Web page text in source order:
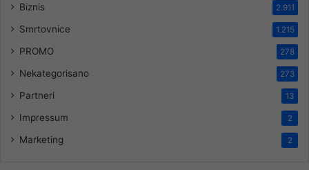
Biznis 2.911
Smrtovnice 1.215
PROMO 278
Nekategorisano 273
Partneri 13
Impressum 2
Marketing 2